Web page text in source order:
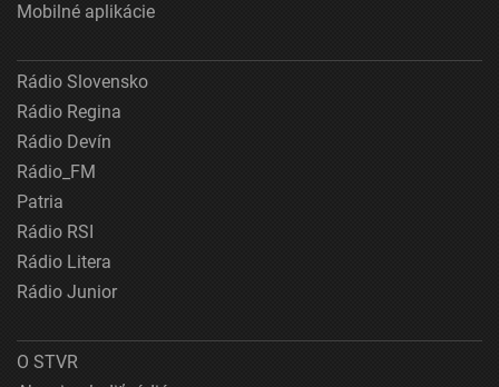
Mobilné aplikácie
Rádio Slovensko
Rádio Regina
Rádio Devín
Rádio_FM
Patria
Rádio RSI
Rádio Litera
Rádio Junior
O STVR